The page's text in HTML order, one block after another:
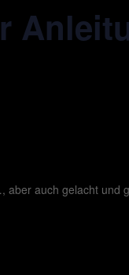
aber auch gelacht und